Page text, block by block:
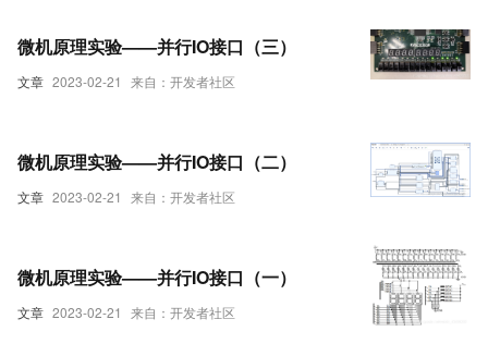
文章 2023-02-21 来自：开发者社区
微机原理实验——并行IO接口（三）
文章 2023-02-21 来自：开发者社区
微机原理实验——并行IO接口（二）
文章 2023-02-21 来自：开发者社区
微机原理实验——并行IO接口（一）